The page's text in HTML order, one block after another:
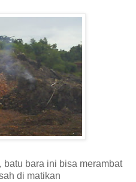
batu bara ini bisa merambat
di matikan